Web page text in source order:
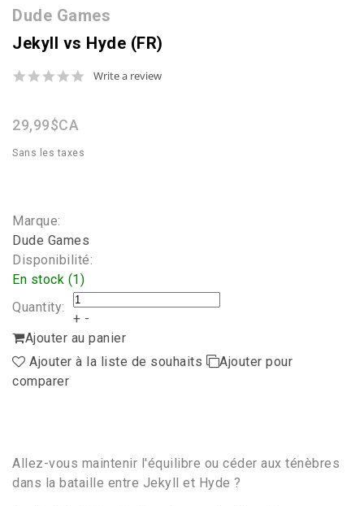
Dude Games
Jekyll vs Hyde (FR)
0.0
Write a review
29,99$CA
Sans les taxes
Marque:
Dude Games
Disponibilité:
En stock (1)
Quantity:
+ -
Ajouter au panier
Ajouter à la liste de souhaits
Ajouter pour
comparer
Allez-vous maintenir l'équilibre ou céder aux ténèbres
dans la bataille entre Jekyll et Hyde ?